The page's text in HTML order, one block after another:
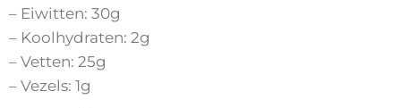
– Eiwitten: 30g
– Koolhydraten: 2g
– Vetten: 25g
– Vezels: 1g